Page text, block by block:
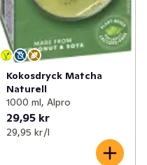
Kokosdryck Matcha
Naturell
1000 ml, Alpro
29,95 kr
29,95 kr /l